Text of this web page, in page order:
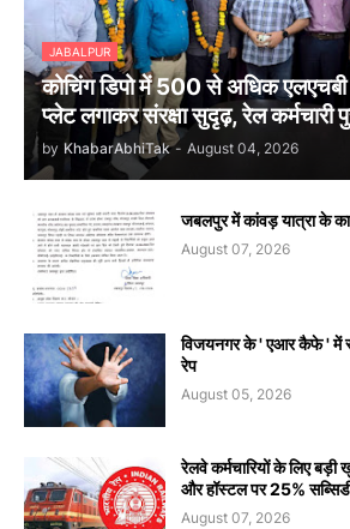
JABALPUR
कोचिंग डिपो में 500 से अधिक
प्लेट लगाकर संरक्षा सुदृढ़, रेल कर्मचारी
by KhabarAbhiTak - August 04, 2026
जबलपुर में कांवड़ यात्रा के
August 07, 2026
विजयनगर के ' एआर कैफे ' में
रेप
August 05, 2026
रेलवे कर्मचारियों के लिए बड़ी
और हॉस्टल पर 25%
August 07, 2026